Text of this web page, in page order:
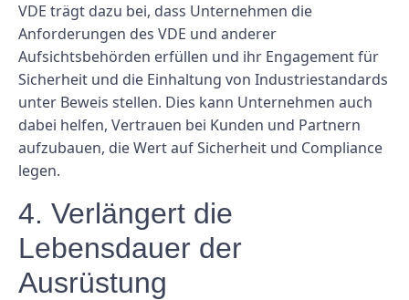
VDE trägt dazu bei, dass Unternehmen die
Anforderungen des VDE und anderer
Aufsichtsbehörden erfüllen und ihr Engagement für
Sicherheit und die Einhaltung von Industriestandards
unter Beweis stellen. Dies kann Unternehmen auch
dabei helfen, Vertrauen bei Kunden und Partnern
aufzubauen, die Wert auf Sicherheit und Compliance
legen.
4. Verlängert die
Lebensdauer der
Ausrüstung